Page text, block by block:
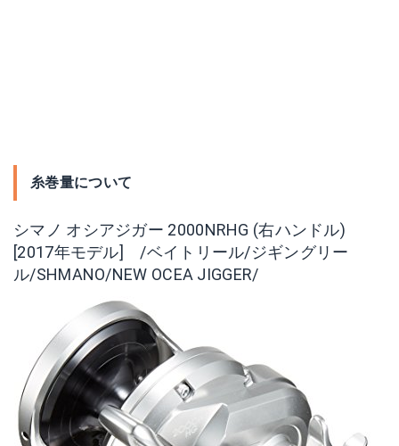
糸巻量について
シマノ オシアジガー 2000NRHG (右ハンドル)
[2017年モデル] /ベイトリール/ジギングリー
ル/SHMANO/NEW OCEA JIGGER/